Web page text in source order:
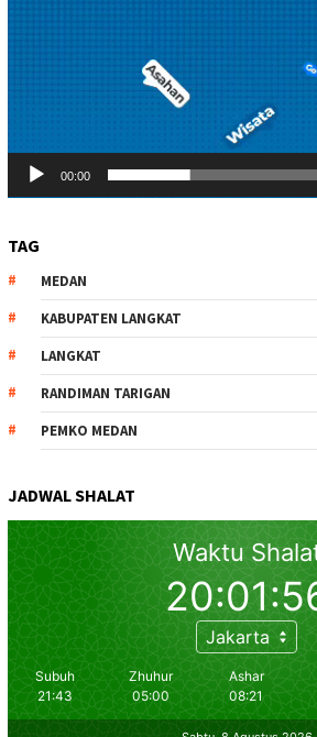
00:00
TAG
MEDAN
KABUPATEN LANGKAT
LANGKAT
RANDIMAN TARIGAN
PEMKO MEDAN
JADWAL SHALAT